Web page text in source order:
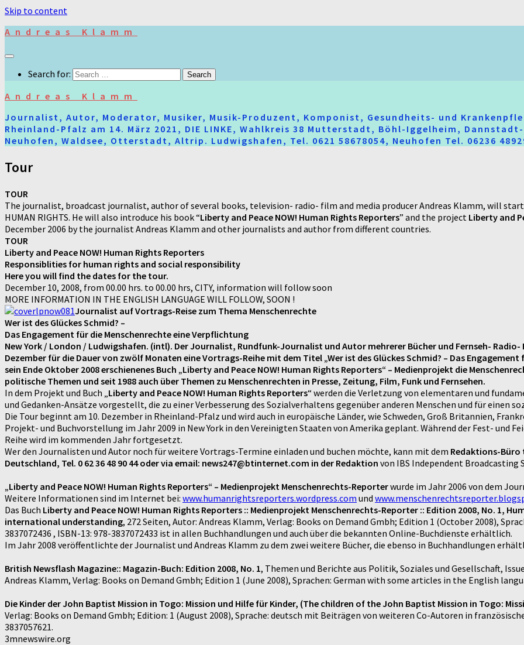
Skip to content
Andreas Klamm
Search for:
Andreas Klamm
Journalist, Autor, Moderator, Musiker, Musik-Produzent, Komponist, Gesundheits- und
Rheinland-Pfalz am 14. März 2021, DIE LINKE, Wahlkreis 38 Mutterstadt, Böhl-Iggelheim,
Neuhofen, Waldsee, Otterstadt, Altrip. Ludwigshafen, Tel. 0621 58678054, Neuhofen Tel. 06236
Tour
TOUR
The journalist, broadcast journalist, author of several books, television- radio- film and media producer Andreas Klamm, will
HUMAN RIGHTS. He will also introduce his book “Liberty and Peace NOW! Human Rights Reporters” and the project Liberty and
December 2006 by the journalist Andreas Klamm and other journalists and author from different countries.
TOUR
Liberty and Peace NOW! Human Rights Reporters
Responsiblities for human rights and social responsibility
Here you will find the dates for the tour.
December 10, 2008, from 00.00 hrs. to 00.00 hrs, CITY, information will follow soon
MORE INFORMATION IN THE ENGLISH LANGUAGE WILL FOLLOW, SOON !
Journalist auf Vortrags-Reise zum Thema Menschenrechte
Wer ist des Glückes Schmid? –
Das Engagement für die Menschenrechte eine Verpflichtung
New York / London / Ludwigshafen. (intl). Der Journalist, Rundfunk-Journalist und Autor mehrerer Bücher und Fernseh-
Dezember für die Dauer von zwölf Monaten eine Vortrags-Reihe mit dem Titel „Wer ist des Glückes Schmid? – Das
sein Ende Oktober 2008 erschienenes Buch „Liberty and Peace NOW! Human Rights Reporters“ – Medienprojekt die
politische Themen und seit 1988 auch über Themen zu Menschenrechten in Presse, Zeitung, Film, Funk und Fernsehen.
In dem Projekt und Buch „ Liberty and Peace NOW! Human Rights Reporters“ werden die Verletzung von elementaren und
und Gedanken-Ansätze vorgestellt, die zu einer Verbesserung des Sozialverhaltens gegenüber anderen Menschen und für einen
Die Tour beginnt am 10. Dezember in Rheinland-Pfalz und wird auch in europäische Länder, wie Schweden, Groß Britannien,
Projekt- und Buchvorstellung im Jahr 2009 in New York in den Vereinigten Staaten von Amerika geplant. Während der Fest- und
Reihe wird im kommenden Jahr fortgesetzt.
Wer den Journalisten und Autor noch für weitere Vortrags-Termine einladen und buchen möchte, kann mit dem Redaktions-Büro
Deutschland, Tel. 0 62 36 48 90 44 oder via email: news247@btinternet.com in der Redaktion von IBS Independent Broadcasting
„Liberty and Peace NOW! Human Rights Reporters“ – Medienprojekt Menschenrechts-Reporterwurde im Jahr 2006 von dem
Weitere Informationen sind im Internet bei: www.humanrightsreporters.wordpress.com und
Das Buch Liberty and Peace NOW! Human Rights Reporters :: Medienprojekt Menschenrechts-Reporter :: Edition 2008, No. 1,
international understanding, 272 Seiten, Autor: Andreas Klamm, Verlag: Books on Demand Gmbh; Edition 1 (October 2008),
3837072436 , ISBN-13: 978-3837072433 ist in allen Buchhandlungen und auch über die bekannten Online-Buchdienste erhältlich.
Im Jahr 2008 veröffentlichte der Journalist und Andreas Klamm zu dem zwei weitere Bücher, die ebenso in Buchhandlungen
British Newsflash Magazine:: Magazin-Buch: Edition 2008, No. 1, Themen und Berichte aus Politik, Soziales und Gesellschaft,
Andreas Klamm, Verlag: Books on Demand Gmbh; Edition 1 (June 2008), Sprachen: German with some articles in the English
Die Kinder der John Baptist Mission in Togo: Mission und Hilfe für Kinder, (The children of the John Baptist Mission in Togo:
Verlag: Books on Demand Gmbh; Edition: 1 (August 2008), Sprache: deutsch mit Beiträgen von weiteren Co-Autoren in
3837057621.
3mnewswire.org